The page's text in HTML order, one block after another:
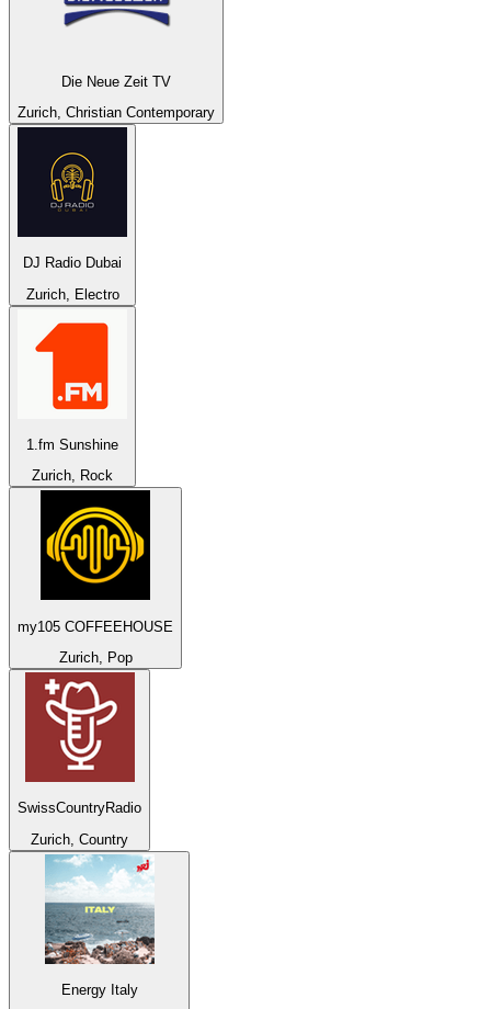
Die Neue Zeit TV
Zurich, Christian Contemporary
DJ Radio Dubai
Zurich, Electro
1.fm Sunshine
Zurich, Rock
my105 COFFEEHOUSE
Zurich, Pop
SwissCountryRadio
Zurich, Country
Energy Italy